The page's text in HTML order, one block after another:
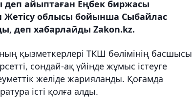
деп айыптаған Еңбек биржасы
Жетісу облысы бойынша Сыбайлас
деп хабарлайды Zakon.kz.
қызметкерлері ТКШ бөлімінің басшысы
сондай-ақ үйінде жұмыс істеуге
желіде жарияланды. Қоғамда
істі қолға алды.